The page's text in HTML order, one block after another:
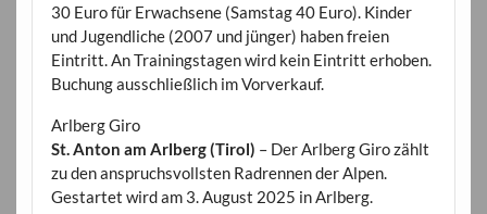
30 Euro für Erwachsene (Samstag 40 Euro). Kinder
und Jugendliche (2007 und jünger) haben freien
Eintritt. An Trainingstagen wird kein Eintritt erhoben.
Buchung ausschließlich im Vorverkauf.
Arlberg Giro
St. Anton am Arlberg (Tirol) – Der Arlberg Giro zählt
zu den anspruchsvollsten Radrennen der Alpen.
Gestartet wird am 3. August 2025 in Arlberg.